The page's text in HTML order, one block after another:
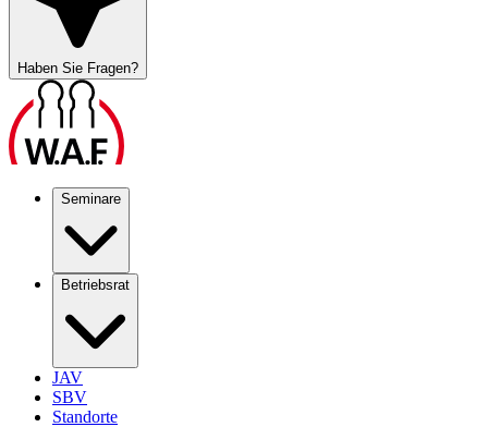
Haben Sie Fragen?
Seminare
Betriebsrat
JAV
SBV
Standorte